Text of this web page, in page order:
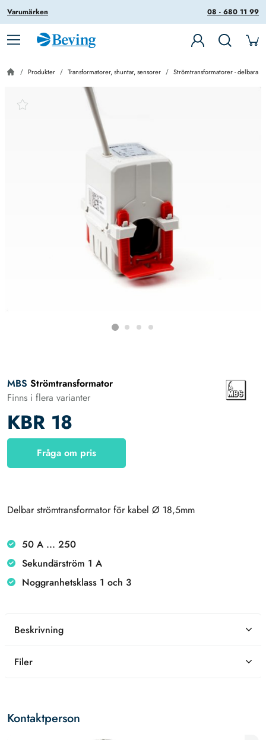
08 - 680 11 99
Varumärken
Produkter Transformatorer, shuntar, sensorer Strömtransformatorer - delbara
MBS Strömtransformator
Finns i flera varianter
KBR 18
Fråga om pris
Delbar strömtransformator för kabel Ø 18,5mm
50 A ... 250
Sekundärström 1 A
Noggranhetsklass 1 och 3
Beskrivning
Filer
Kontaktperson